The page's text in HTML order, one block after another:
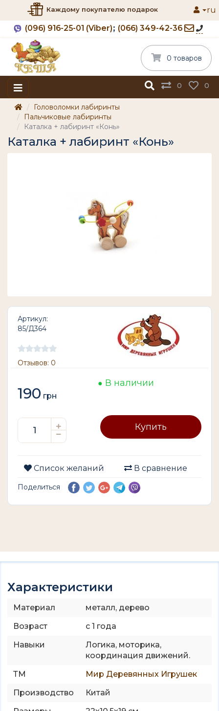
Каждому покупателю подарок
(096) 916-25-01 (Viber) (066) 349-42-36
ru
0 0
0 товаров
Головоломки лабиринты
Пальчиковые лабиринты
Каталка + лабиринт «Конь»
Каталка + лабиринт «Конь»
Артикул:
85/Д364
Отзывов: 0
190 грн
В наличии
Купить
Список желаний В сравнение
Поделиться
Характеристики
Материал
металл, дерево
Возраст
с 1 года
Навыки
Логика, моторика,
координация движений.
ТМ
Мир Деревянных Игрушек
Производство
Китай